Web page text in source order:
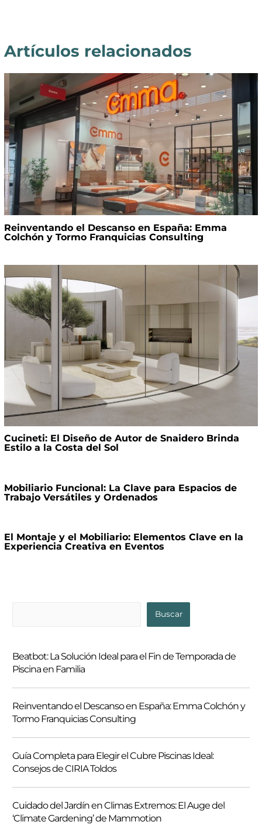
Artículos relacionados
Reinventando el Descanso en España: Emma
Colchón y Tormo Franquicias Consulting
Cucineti: El Diseño de Autor de Snaidero Brinda
Estilo a la Costa del Sol
Mobiliario Funcional: La Clave para Espacios de
Trabajo Versátiles y Ordenados
El Montaje y el Mobiliario: Elementos Clave en la
Experiencia Creativa en Eventos
c
a
r
Buscar
Beatbot: La Solución Ideal para el Fin de Temporada de
Piscina en Familia
Reinventando el Descanso en España: Emma Colchón y
Tormo Franquicias Consulting
Guía Completa para Elegir el Cubre Piscinas Ideal:
Consejos de CIRIA Toldos
Cuidado del Jardín en Climas Extremos: El Auge del
‘Climate Gardening’ de Mammotion